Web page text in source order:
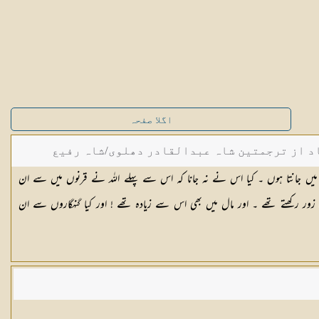
اگلا صفحہ
از ترجمتین شاہ عبدالقادر دھلوی/شاہ رفیع
جانتا ہوں ۔ کیا اس نے نہ جانا کہ اس سے پہلے اللہ نے قرنوں میں سے ان
رکھتے تھے ۔ اور مال میں بھی اس سے زیادہ تھے ! اور کیا گنہگاروں سے ان